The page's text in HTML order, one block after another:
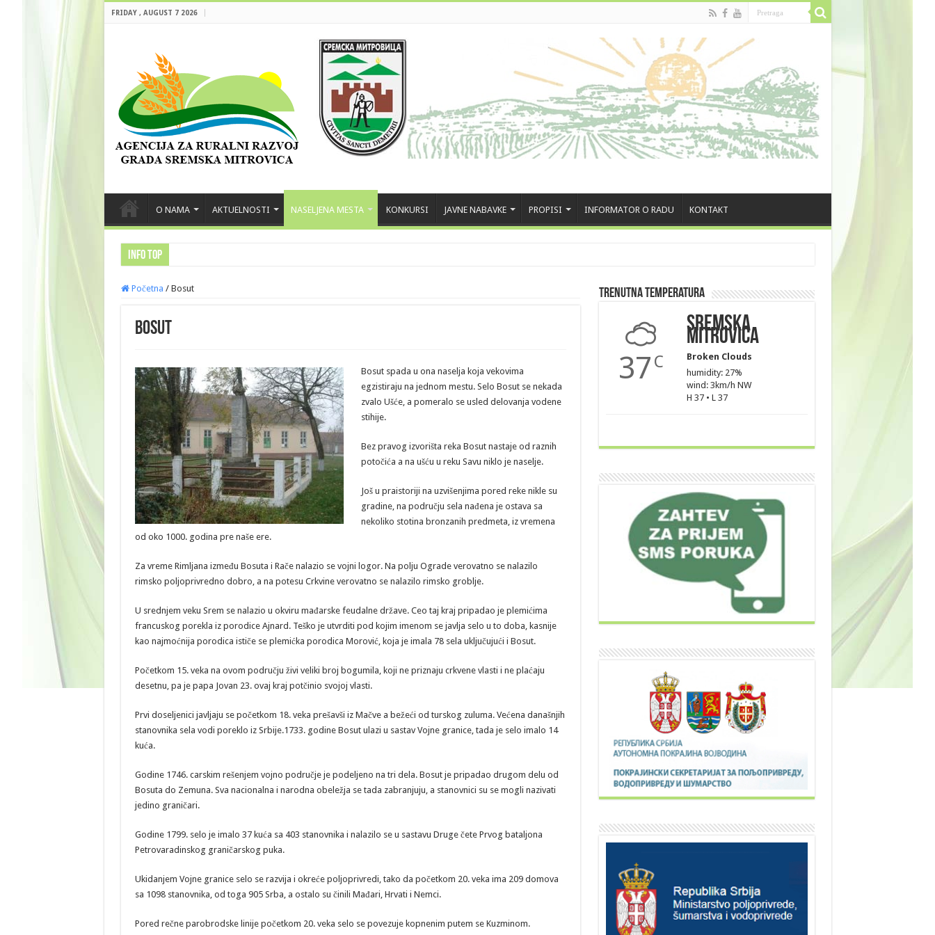
FRIDAY , AUGUST 7 2026
O NAMA AKTUELNOSTI NASELJENA MESTA KONKURSI JAVNE NABAVKE PROPISI INFORMATOR O RADU KONTAKT
INFO TOP
Početna / Bosut
Bosut
Bosut spada u ona naselja koja vekovima
egzistiraju na jednom mestu. Selo Bosut se nekada
zvalo Ušće, a pomeralo se usled delovanja vodene
stihije.
Bez pravog izvorišta reka Bosut nastaje od raznih
potočića a na ušću u reku Savu niklo je naselje.
Još u praistoriji na uzvišenjima pored reke nikle su
gradine, na području sela nađena je ostava sa
nekoliko stotina bronzanih predmeta, iz vremena
od oko 1000. godina pre naše ere.
Za vreme Rimljana između Bosuta i Rače nalazio se vojni logor. Na polju Ograde verovatno se nalazilo
rimsko poljoprivredno dobro, a na potesu Crkvine verovatno se nalazilo rimsko groblje.
U srednjem veku Srem se nalazio u okviru mađarske feudalne države. Ceo taj kraj pripadao je plemićima
francuskog porekla iz porodice Ajnard. Teško je utvrditi pod kojim imenom se javlja selo u to doba, kasnije
kao najmoćnija porodica ističe se plemićka porodica Morović, koja je imala 78 sela uključujući i Bosut.
Početkom 15. veka na ovom području živi veliki broj bogumila, koji ne priznaju crkvene vlasti i ne plaćaju
desetnu, pa je papa Jovan 23. ovaj kraj potčinio svojoj vlasti.
Prvi doseljenici javljaju se početkom 18. veka prešavši iz Mačve a bežeći od turskog zuluma. Većena današnjih
stanovnika sela vodi poreklo iz Srbije.1733. godine Bosut ulazi u sastav Vojne granice, tada je selo imalo 14
kuća.
Godine 1746. carskim rešenjem vojno područje je podeljeno na tri dela. Bosut je pripadao drugom delu od
Bosuta do Zemuna. Sva nacionalna i narodna obeležja se tada zabranjuju, a stanovnici su se mogli nazivati
jedino graničari.
Godine 1799. selo je imalo 37 kuća sa 403 stanovnika i nalazilo se u sastavu Druge čete Prvog bataljona
Petrovaradinskog graničarskog puka.
Ukidanjem Vojne granice selo se razvija i okreće poljoprivredi, tako da početkom 20. veka ima 209 domova
sa 1098 stanovnika, od toga 905 Srba, a ostalo su činili Mađari, Hrvati i Nemci.
Pored rečne parobrodske linije početkom 20. veka selo se povezuje kopnenim putem se Kuzminom.
Trenutna Temperatura
37 C
Sremska
Mitrovica
Broken Clouds
humidity: 27%
wind: 3km/h NW
H 37 • L 37